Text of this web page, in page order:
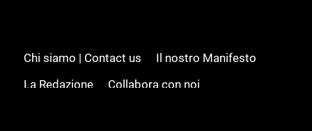
Chi siamo | Contact us
Il nostro Manifesto
La Redazione
Collabora con noi